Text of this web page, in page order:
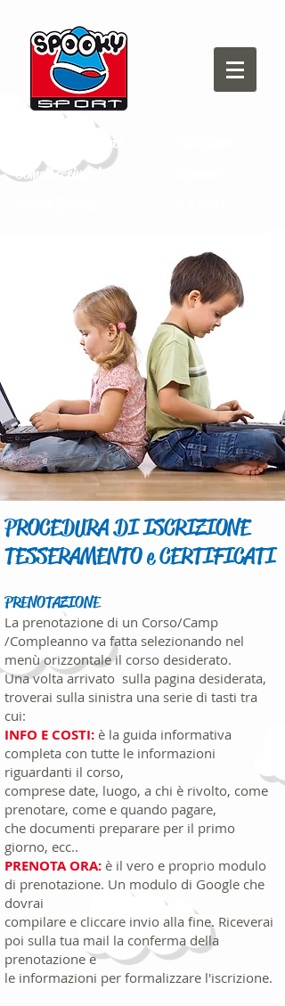
Domande frequenti
Come Iscriversi
PROCEDURA DI ISCRIZIONE
TESSERAMENTO e CERTIFICATI
PRENOTAZIONE
La prenotazione di un Corso/Camp
/Compleanno va fatta selezionando nel
menù orizzontale il corso desiderato.
Una volta arrivato sulla pagina desiderata,
troverai sulla sinistra una serie di tasti tra
cui:
INFO E COSTI: è la guida informativa
completa con tutte le informazioni
riguardanti il corso,
comprese date, luogo, a chi è rivolto, come
prenotare, come e quando pagare,
che documenti preparare per il primo
giorno, ecc..
PRENOTA ORA: è il vero e proprio modulo
di prenotazione. Un modulo di Google che
dovrai
compilare e cliccare invio alla fine. Riceverai
poi sulla tua mail la conferma della
prenotazione e
le informazioni per formalizzare l'iscrizione.